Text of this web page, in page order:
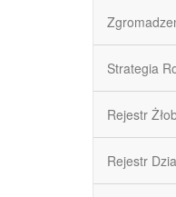
Strategia
Rejestr
Rejestr